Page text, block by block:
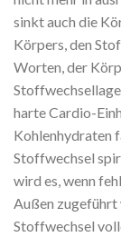
sinkt auch die
Körpers, den
Worten, der
harte Cardio-
Kohlenhydraten
Stoffwechsel
wird es, wenn
Außen zugeführt
Stoffwechsel